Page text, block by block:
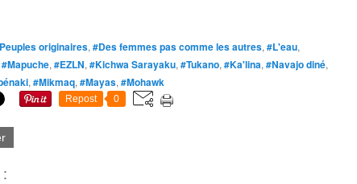
originaires, #Des femmes pas comme les autres, #L'eau,
#Mapuche, #EZLN, #Kichwa Sarayaku, #Tukano, #Ka'lina, #Navajo diné,
, #Mikmaq, #Mayas, #Mohawk
Repost 0